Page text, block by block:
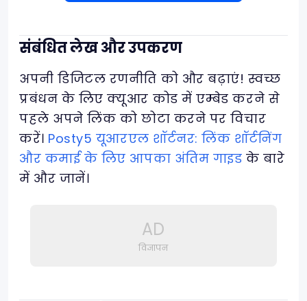
संबंधित लेख और उपकरण
अपनी डिजिटल रणनीति को और बढ़ाएं! स्वच्छ
प्रबंधन के लिए क्यूआर कोड में एम्बेड करने से
पहले अपने लिंक को छोटा करने पर विचार
करें। Posty5 यूआरएल शॉर्टनर: लिंक शॉर्टनिंग
और कमाई के लिए आपका अंतिम गाइड के बारे
में और जानें।
AD
विज्ञापन